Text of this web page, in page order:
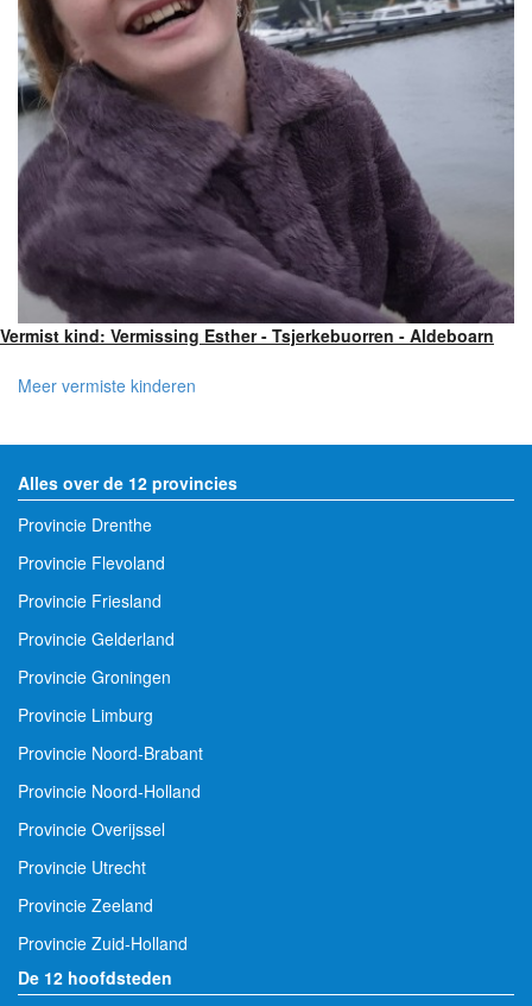
Vermist kind: Vermissing Esther - Tsjerkebuorren - Aldeboarn
Meer vermiste kinderen
Alles over de 12 provincies
Provincie Drenthe
Provincie Flevoland
Provincie Friesland
Provincie Gelderland
Provincie Groningen
Provincie Limburg
Provincie Noord-Brabant
Provincie Noord-Holland
Provincie Overijssel
Provincie Utrecht
Provincie Zeeland
Provincie Zuid-Holland
De 12 hoofdsteden